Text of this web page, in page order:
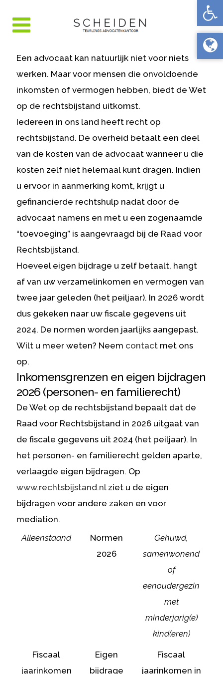
Een advocaat kan natuurlijk niet voor niets
werken. Maar voor mensen die onvoldoende
inkomsten of vermogen hebben, biedt de Wet
op de rechtsbijstand uitkomst.
Iedereen in ons land heeft recht op
rechtsbijstand. De overheid betaalt een deel
van de kosten van de advocaat wanneer u die
kosten zelf niet helemaal kunt dragen. Indien
u ervoor in aanmerking komt, krijgt u
gefinancierde rechtshulp nadat door de
advocaat namens en met u een zogenaamde
“toevoeging” is aangevraagd bij de Raad voor
Rechtsbijstand.
Hoeveel eigen bijdrage u zelf betaalt, hangt
af van uw verzamelinkomen en vermogen van
twee jaar geleden (het peiljaar). In 2026 wordt
dus gekeken naar uw fiscale gegevens uit
2024. De normen worden jaarlijks aangepast.
Wilt u meer weten? Neem contactmet ons
op.
Inkomensgrenzen en eigen bijdragen
2026 (personen- en familierecht)
De Wet op de rechtsbijstand bepaalt dat de
Raad voor Rechtsbijstand in 2026 uitgaat van
de fiscale gegevens uit 2024 (het peiljaar). In
het personen- en familierecht gelden aparte,
verlaagde eigen bijdragen. Op
www.rechtsbijstand.nlziet u de eigen
bijdragen voor andere zaken en voor
mediation.
Alleenstaand
Normen
2026
Gehuwd,
samenwonend
of
eenoudergezin
met
minderjarig(e)
kind(eren)
Fiscaal
jaarinkomen
Eigen
bijdrage
Fiscaal
jaarinkomen in